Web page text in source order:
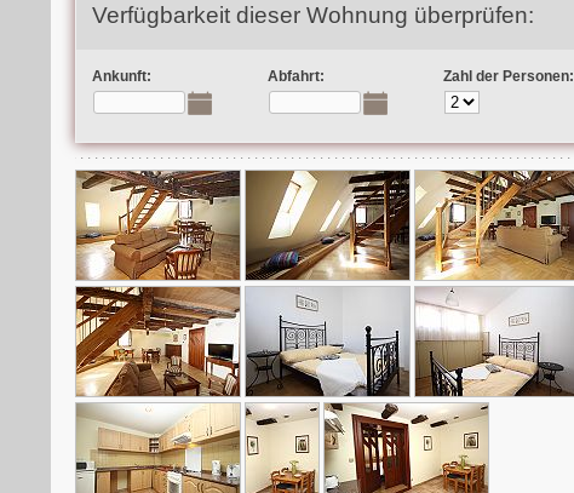
Verfügbarkeit dieser Wohnung überprüfen:
Ankunft: Abfahrt: Zahl der Personen: